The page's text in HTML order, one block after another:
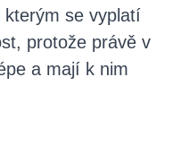
kterým se vyplatí
protože právě v
a mají k nim